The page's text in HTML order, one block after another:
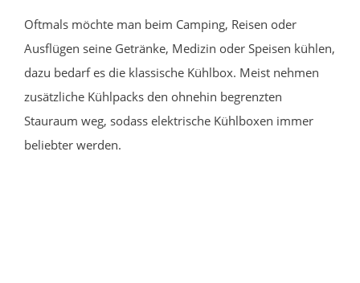
Oftmals möchte man beim Camping, Reisen oder
Ausflügen seine Getränke, Medizin oder Speisen kühlen,
dazu bedarf es die klassische Kühlbox. Meist nehmen
zusätzliche Kühlpacks den ohnehin begrenzten
Stauraum weg, sodass elektrische Kühlboxen immer
beliebter werden.